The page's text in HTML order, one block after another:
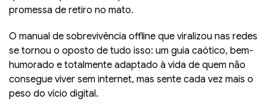
promessa de retiro no mato.
O manual de sobrevivência offline que viralizou nas redes
se tornou o oposto de tudo isso: um guia caótico, bem-
humorado e totalmente adaptado à vida de quem não
consegue viver sem internet, mas sente cada vez mais o
peso do vício digital.